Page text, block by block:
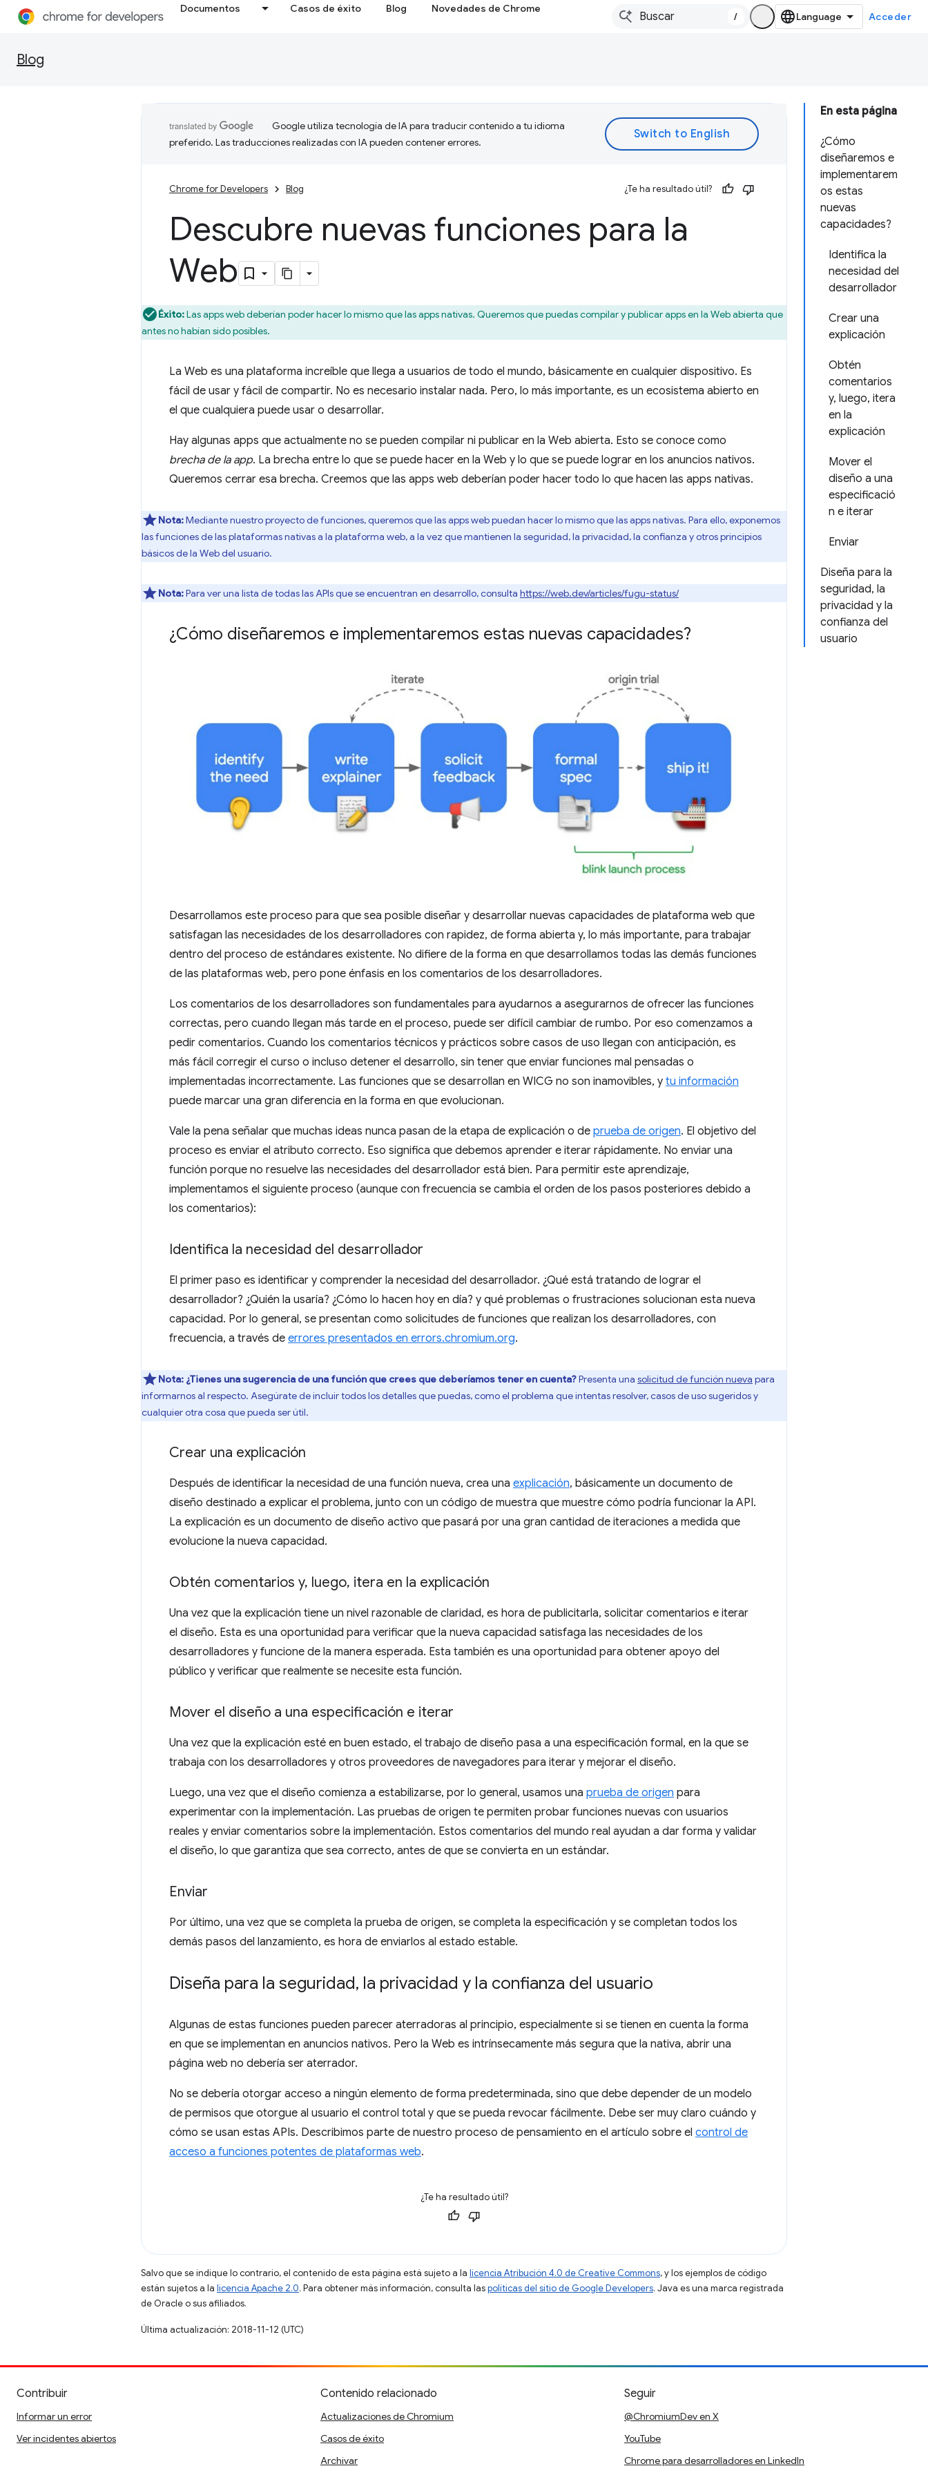
Documentos Casos de éxito Blog Novedades de Chrome
/ Acceder
Blog
En esta página
¿Cómo
diseñaremos e
implementarem
os estas
nuevas
capacidades?
Identifica la
necesidad del
desarrollador
Crear una
explicación
Obtén
comentarios
y, luego, itera
en la
explicación
Mover el
diseño a una
especificació
n e iterar
Enviar
Diseña para la
seguridad, la
privacidad y la
confianza del
usuario
Google utiliza tecnología de IA para traducir contenido a tu idioma
preferido. Las traducciones realizadas con IA pueden contener errores.
Chrome for Developers Blog ¿Te ha resultado útil?
Descubre nuevas funciones para la
Web
Éxito:Las apps web deberían poder hacer lo mismo que las apps nativas. Queremos que puedas compilar y publicar apps en la Web abierta que
antes no habían sido posibles.
La Web es una plataforma increíble que llega a usuarios de todo el mundo, básicamente en cualquier dispositivo. Es
fácil de usar y fácil de compartir. No es necesario instalar nada. Pero, lo más importante, es un ecosistema abierto en
el que cualquiera puede usar o desarrollar.
Hay algunas apps que actualmente no se pueden compilar ni publicar en la Web abierta. Esto se conoce como
brecha de la app. La brecha entre lo que se puede hacer en la Web y lo que se puede lograr en los anuncios nativos.
Queremos cerrar esa brecha. Creemos que las apps web deberían poder hacer todo lo que hacen las apps nativas.
Nota:Mediante nuestro proyecto de funciones, queremos que las apps web puedan hacer lo mismo que las apps nativas. Para ello, exponemos
las funciones de las plataformas nativas a la plataforma web, a la vez que mantienen la seguridad, la privacidad, la confianza y otros principios
básicos de la Web del usuario.
Nota:Para ver una lista de todas las APIs que se encuentran en desarrollo, consulta https://web.dev/articles/fugu-status/
¿Cómo diseñaremos e implementaremos estas nuevas capacidades?
Desarrollamos este proceso para que sea posible diseñar y desarrollar nuevas capacidades de plataforma web que
satisfagan las necesidades de los desarrolladores con rapidez, de forma abierta y, lo más importante, para trabajar
dentro del proceso de estándares existente. No difiere de la forma en que desarrollamos todas las demás funciones
de las plataformas web, pero pone énfasis en los comentarios de los desarrolladores.
Los comentarios de los desarrolladores son fundamentales para ayudarnos a asegurarnos de ofrecer las funciones
correctas, pero cuando llegan más tarde en el proceso, puede ser difícil cambiar de rumbo. Por eso comenzamos a
pedir comentarios. Cuando los comentarios técnicos y prácticos sobre casos de uso llegan con anticipación, es
más fácil corregir el curso o incluso detener el desarrollo, sin tener que enviar funciones mal pensadas o
implementadas incorrectamente. Las funciones que se desarrollan en WICG no son inamovibles, y tu información
puede marcar una gran diferencia en la forma en que evolucionan.
Vale la pena señalar que muchas ideas nunca pasan de la etapa de explicación o de prueba de origen. El objetivo del
proceso es enviar el atributo correcto. Eso significa que debemos aprender e iterar rápidamente. No enviar una
función porque no resuelve las necesidades del desarrollador está bien. Para permitir este aprendizaje,
implementamos el siguiente proceso (aunque con frecuencia se cambia el orden de los pasos posteriores debido a
los comentarios):
Identifica la necesidad del desarrollador
El primer paso es identificar y comprender la necesidad del desarrollador. ¿Qué está tratando de lograr el
desarrollador? ¿Quién la usaría? ¿Cómo lo hacen hoy en día? y qué problemas o frustraciones solucionan esta nueva
capacidad. Por lo general, se presentan como solicitudes de funciones que realizan los desarrolladores, con
frecuencia, a través de errores presentados en errors.chromium.org.
Nota: ¿Tienes una sugerencia de una función que crees que deberíamos tener en cuenta?Presenta una solicitud de función nueva para
informarnos al respecto. Asegúrate de incluir todos los detalles que puedas, como el problema que intentas resolver, casos de uso sugeridos y
cualquier otra cosa que pueda ser útil.
Crear una explicación
Después de identificar la necesidad de una función nueva, crea una explicación, básicamente un documento de
diseño destinado a explicar el problema, junto con un código de muestra que muestre cómo podría funcionar la API.
La explicación es un documento de diseño activo que pasará por una gran cantidad de iteraciones a medida que
evolucione la nueva capacidad.
Obtén comentarios y, luego, itera en la explicación
Una vez que la explicación tiene un nivel razonable de claridad, es hora de publicitarla, solicitar comentarios e iterar
el diseño. Esta es una oportunidad para verificar que la nueva capacidad satisfaga las necesidades de los
desarrolladores y funcione de la manera esperada. Esta también es una oportunidad para obtener apoyo del
público y verificar que realmente se necesite esta función.
Mover el diseño a una especificación e iterar
Una vez que la explicación esté en buen estado, el trabajo de diseño pasa a una especificación formal, en la que se
trabaja con los desarrolladores y otros proveedores de navegadores para iterar y mejorar el diseño.
Luego, una vez que el diseño comienza a estabilizarse, por lo general, usamos una prueba de origen para
experimentar con la implementación. Las pruebas de origen te permiten probar funciones nuevas con usuarios
reales y enviar comentarios sobre la implementación. Estos comentarios del mundo real ayudan a dar forma y validar
el diseño, lo que garantiza que sea correcto, antes de que se convierta en un estándar.
Enviar
Por último, una vez que se completa la prueba de origen, se completa la especificación y se completan todos los
demás pasos del lanzamiento, es hora de enviarlos al estado estable.
Diseña para la seguridad, la privacidad y la confianza del usuario
Algunas de estas funciones pueden parecer aterradoras al principio, especialmente si se tienen en cuenta la forma
en que se implementan en anuncios nativos. Pero la Web es intrínsecamente más segura que la nativa, abrir una
página web no debería ser aterrador.
No se debería otorgar acceso a ningún elemento de forma predeterminada, sino que debe depender de un modelo
de permisos que otorgue al usuario el control total y que se pueda revocar fácilmente. Debe ser muy claro cuándo y
cómo se usan estas APIs. Describimos parte de nuestro proceso de pensamiento en el artículo sobre el control de
acceso a funciones potentes de plataformas web.
¿Te ha resultado útil?
Salvo que se indique lo contrario, el contenido de esta página está sujeto a la licencia Atribución 4.0 de Creative Commons, y los ejemplos de código
están sujetos a la licencia Apache 2.0. Para obtener más información, consulta laspolíticas del sitio de Google Developers. Java es una marca registrada
de Oracle o sus afiliados.
Última actualización: 2018-11-12 (UTC)
Contribuir
Informar un error
Ver incidentes abiertos
Contenido relacionado
Actualizaciones de Chromium
Casos de éxito
Archivar
Seguir
@ChromiumDev en X
YouTube
Chrome para desarrolladores en LinkedIn